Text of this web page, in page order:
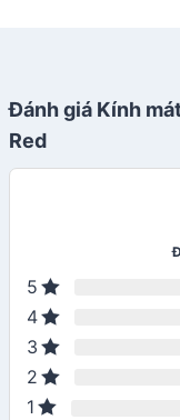
Đánh giá Kính
Red
5
4
3
2
1